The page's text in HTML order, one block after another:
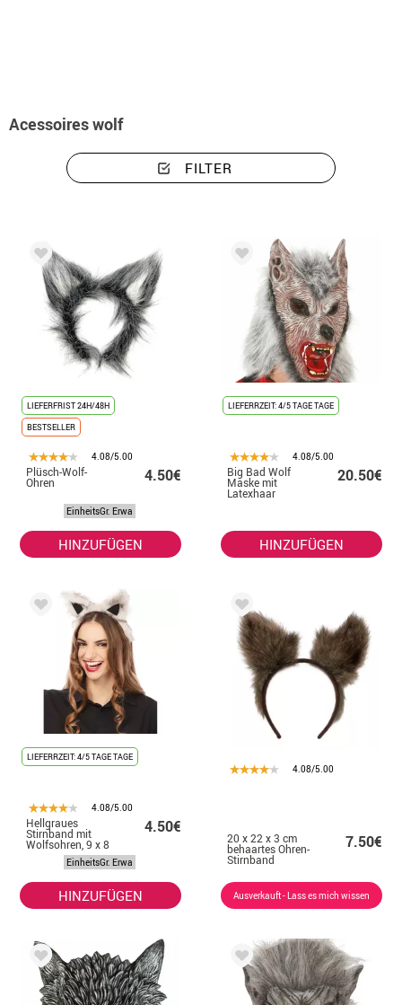
Acessoires wolf
FILTER
LIEFERFRIST 24H/48H
BESTSELLER
4.08/5.00
Plüsch-Wolf-
Ohren 4.50€
EinheitsGr. Erwa
HINZUFÜGEN
LIEFERRZEIT: 4/5 TAGE TAGE
4.08/5.00
Big Bad Wolf
Maske mit
Latexhaar
20.50€
HINZUFÜGEN
LIEFERRZEIT: 4/5 TAGE TAGE
4.08/5.00
Hellgraues
Stirnband mit
Wolfsohren, 9 x 8
4.50€
EinheitsGr. Erwa
HINZUFÜGEN
4.08/5.00
20 x 22 x 3 cm
behaartes Ohren-
Stirnband
7.50€
Ausverkauft - Lass es mich wissen